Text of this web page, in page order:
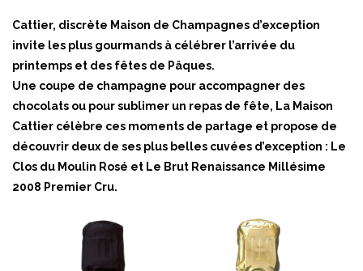
Cattier, discrète Maison de Champagnes d’exception
invite les plus gourmands à célébrer l’arrivée du
printemps et des fêtes de Pâques.
Une coupe de champagne pour accompagner des
chocolats ou pour sublimer un repas de fête, La Maison
Cattier célèbre ces moments de partage et propose de
découvrir deux de ses plus belles cuvées d’exception : Le
Clos du Moulin Rosé et Le Brut Renaissance Millésime
2008 Premier Cru.